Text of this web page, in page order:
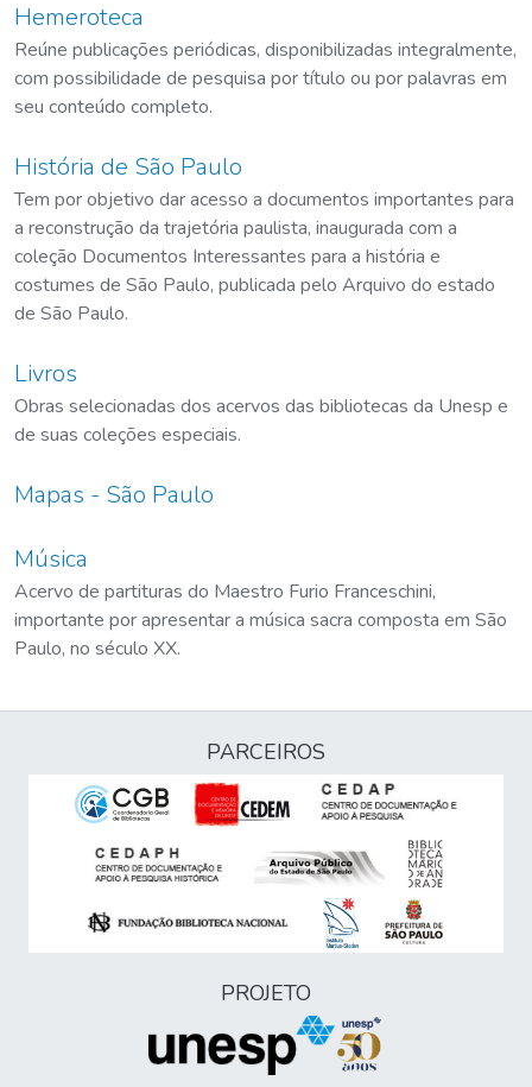
Hemeroteca
Reúne publicações periódicas, disponibilizadas integralmente,
com possibilidade de pesquisa por título ou por palavras em
seu conteúdo completo.
História de São Paulo
Tem por objetivo dar acesso a documentos importantes para
a reconstrução da trajetória paulista, inaugurada com a
coleção Documentos Interessantes para a história e
costumes de São Paulo, publicada pelo Arquivo do estado
de São Paulo.
Livros
Obras selecionadas dos acervos das bibliotecas da Unesp e
de suas coleções especiais.
Mapas - São Paulo
Música
Acervo de partituras do Maestro Furio Franceschini,
importante por apresentar a música sacra composta em São
Paulo, no século XX.
PARCEIROS
PROJETO